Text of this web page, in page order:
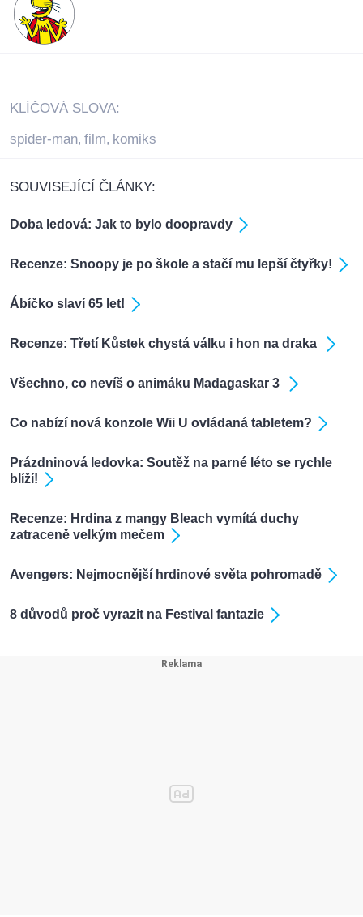
KLÍČOVÁ SLOVA:
spider-man, film, komiks
SOUVISEJÍCÍ ČLÁNKY:
Doba ledová: Jak to bylo doopravdy
Recenze: Snoopy je po škole a stačí mu lepší čtyřky!
Ábíčko slaví 65 let!
Recenze: Třetí Kůstek chystá válku i hon na draka
Všechno, co nevíš o animáku Madagaskar 3
Co nabízí nová konzole Wii U ovládaná tabletem?
Prázdninová ledovka: Soutěž na parné léto se rychle
blíží!
Recenze: Hrdina z mangy Bleach vymítá duchy
zatraceně velkým mečem
Avengers: Nejmocnější hrdinové světa pohromadě
8 důvodů proč vyrazit na Festival fantazie